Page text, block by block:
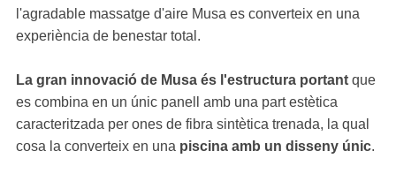
l'agradable massatge d'aire Musa es converteix en una
experiència de benestar total.
La gran innovació de Musa és l'estructura portant que
es combina en un únic panell amb una part estètica
caracteritzada per ones de fibra sintètica trenada, la qual
cosa la converteix en una piscina amb un disseny únic.